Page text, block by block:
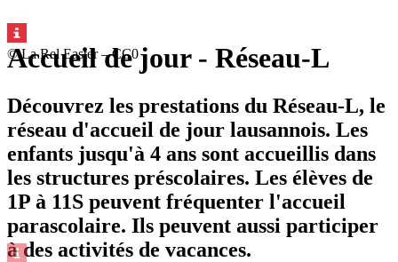
© La Rel Easter – CC0
Accueil de jour - Réseau-L
Découvrez les prestations du Réseau-L, le
réseau d'accueil de jour lausannois. Les
enfants jusqu'à 4 ans sont accueillis dans
les structures préscolaires. Les élèves de
1P à 11S peuvent fréquenter l'accueil
parascolaire. Ils peuvent aussi participer
à des activités de vacances.